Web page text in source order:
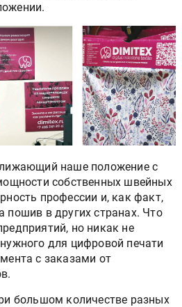
наше положение с
собственных швейных
профессии и, как факт,
пошив в других странах. Что
но никак не
для цифровой печати
с заказами от
большом количестве разных